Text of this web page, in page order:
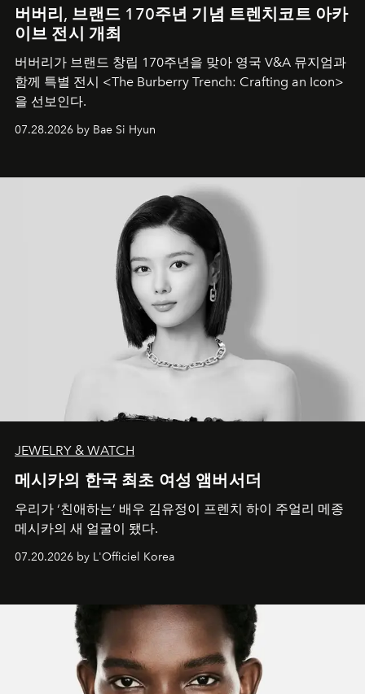
버버리, 브랜드 170주년 기념 트렌치코트 아카
이브 전시 개최
버버리가 브랜드 창립 170주년을 맞아 영국 V&A 뮤지엄과
함께 특별 전시 <The Burberry Trench: Crafting an Icon>
을 선보인다.
07.28.2026 by Bae Si Hyun
JEWELRY & WATCH
메시카의 한국 최초 여성 앰버서더
우리가 ‘친애하는’ 배우 김유정이 프렌치 하이 주얼리 메종
메시카의 새 얼굴이 됐다.
07.20.2026 by L'Officiel Korea